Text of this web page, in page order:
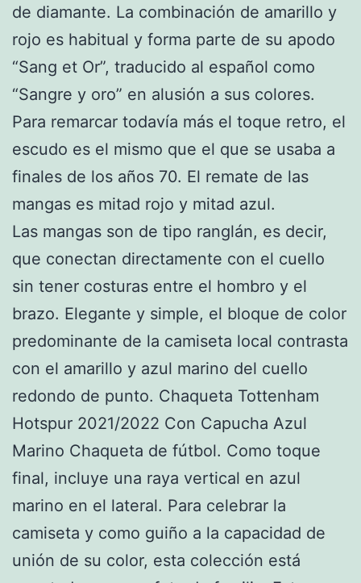
de diamante. La combinación de amarillo y
rojo es habitual y forma parte de su apodo
“Sang et Or”, traducido al español como
“Sangre y oro” en alusión a sus colores.
Para remarcar todavía más el toque retro, el
escudo es el mismo que el que se usaba a
finales de los años 70. El remate de las
mangas es mitad rojo y mitad azul.
Las mangas son de tipo ranglán, es decir,
que conectan directamente con el cuello
sin tener costuras entre el hombro y el
brazo. Elegante y simple, el bloque de color
predominante de la camiseta local contrasta
con el amarillo y azul marino del cuello
redondo de punto. Chaqueta Tottenham
Hotspur 2021/2022 Con Capucha Azul
Marino Chaqueta de fútbol. Como toque
final, incluye una raya vertical en azul
marino en el lateral. Para celebrar la
camiseta y como guiño a la capacidad de
unión de su color, esta colección está